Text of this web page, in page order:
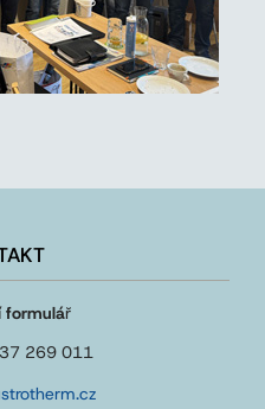
formulář
269 011